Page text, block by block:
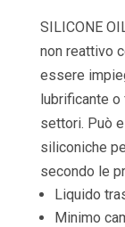
SILICONE
non reattivo
essere
lubrificante
settori. Può
siliconiche
secondo le
Liquido
Minimo